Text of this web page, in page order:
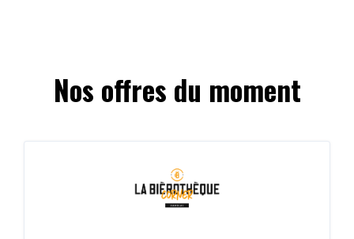
Nos offres du moment